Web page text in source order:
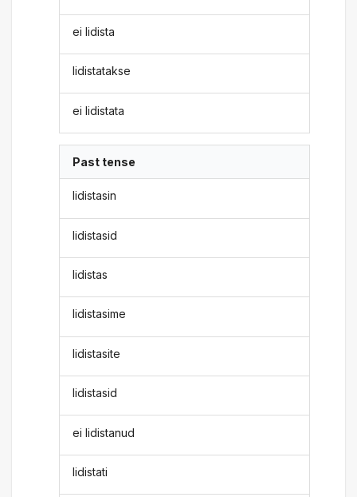
ei lidista
lidistatakse
ei lidistata
Past tense
lidistasin
lidistasid
lidistas
lidistasime
lidistasite
lidistasid
ei lidistanud
lidistati